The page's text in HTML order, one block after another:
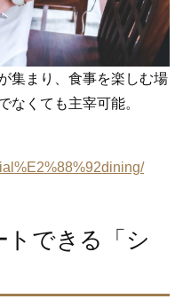
集まり、食事を楽しむ場
なくても主宰可能。
トできる「シ